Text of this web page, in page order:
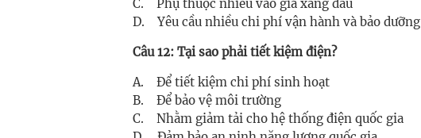
C. Phụ thuộc nhiều vào giá xăng dầu
D. Yêu cầu nhiều chi phí vận hành và bảo dưỡng
Câu 12: Tại sao phải tiết kiệm điện?
A. Để tiết kiệm chi phí sinh hoạt
B. Để bảo vệ môi trường
C. Nhằm giảm tải cho hệ thống điện quốc gia